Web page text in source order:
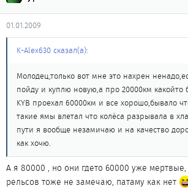
01.01.2009
K-Alex630 сказал(а):
Молодец,только вот мне это нахрен
пойду и куплю новую,а про 20000км какойто
KYB проехал 60000км и все хорошо,бывало
такие ямы влетал что колёса разрывала в
пути я вообще незамичаю и на качество
как хочю.
А я 80000 , но они гдето 60000 уже
рельсов тоже не замечаю, патаму как нет